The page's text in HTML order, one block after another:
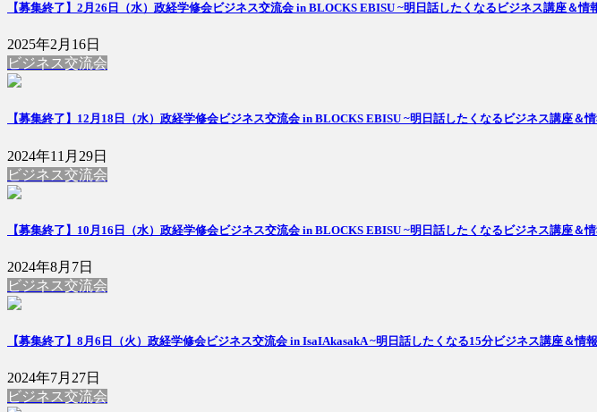
【募集終了】2月26日（水）政経学修会ビジネス交流会 in BLOCKS EBISU ~明日話したくなるビジネス講座＆
2025年2月16日
ビジネス交流会
【募集終了】12月18日（水）政経学修会ビジネス交流会 in BLOCKS EBISU ~明日話したくなるビジネス講座＆
2024年11月29日
ビジネス交流会
【募集終了】10月16日（水）政経学修会ビジネス交流会 in BLOCKS EBISU ~明日話したくなるビジネス講座＆
2024年8月7日
ビジネス交流会
【募集終了】8月6日（火）政経学修会ビジネス交流会 in IsaIAkasakA ~明日話したくなる15分ビジネス講座＆
2024年7月27日
ビジネス交流会